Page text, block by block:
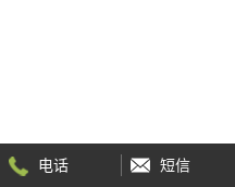
电话 短信